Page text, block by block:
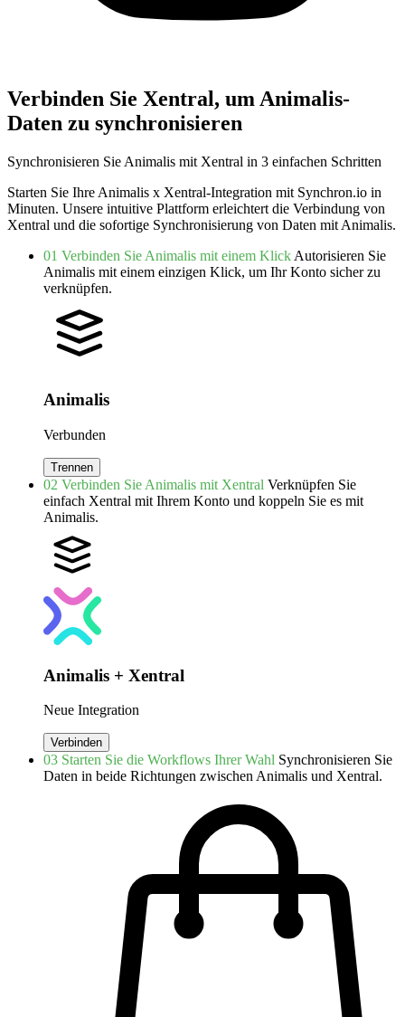
Verbinden Sie Xentral, um Animalis-
Daten zu synchronisieren
Synchronisieren Sie Animalis mit Xentral in 3 einfachen Schritten
Starten Sie Ihre Animalis x Xentral-Integration mit Synchron.io in
Minuten. Unsere intuitive Plattform erleichtert die Verbindung von
Xentral und die sofortige Synchronisierung von Daten mit Animalis.
01 Verbinden Sie Animalis mit einem Klick Autorisieren Sie
Animalis mit einem einzigen Klick, um Ihr Konto sicher zu
verknüpfen.
Animalis
Verbunden
Trennen
02 Verbinden Sie Animalis mit Xentral Verknüpfen Sie
einfach Xentral mit Ihrem Konto und koppeln Sie es mit
Animalis.
Animalis + Xentral
Neue Integration
Verbinden
03 Starten Sie die Workflows Ihrer Wahl Synchronisieren Sie
Daten in beide Richtungen zwischen Animalis und Xentral.